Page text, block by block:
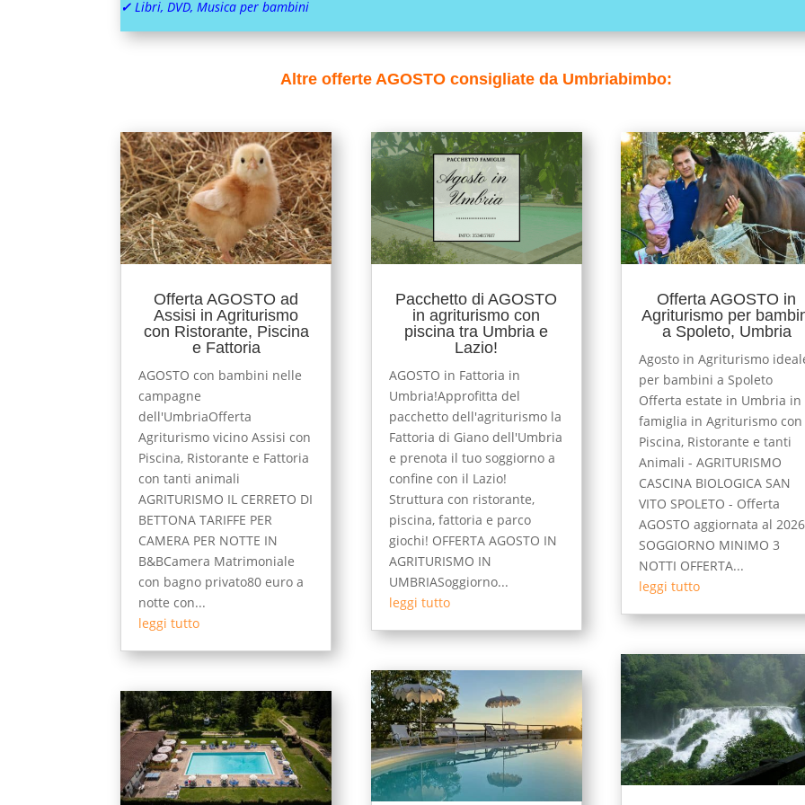
✓ Libri, DVD, Musica per bambini
Altre offerte AGOSTO consigliate da Umbriabimbo:
Offerta AGOSTO ad
Assisi in Agriturismo
con Ristorante, Piscina
e Fattoria
AGOSTO con bambini nelle
campagne
dell'UmbriaOfferta
Agriturismo vicino Assisi con
Piscina, Ristorante e Fattoria
con tanti animali
AGRITURISMO IL CERRETO DI
BETTONA TARIFFE PER
CAMERA PER NOTTE IN
B&BCamera Matrimoniale
con bagno privato80 euro a
notte con...
leggi tutto
Pacchetto di AGOSTO
in agriturismo con
piscina tra Umbria e
Lazio!
AGOSTO in Fattoria in
Umbria!Approfitta del
pacchetto dell'agriturismo la
Fattoria di Giano dell'Umbria
e prenota il tuo soggiorno a
confine con il Lazio!
Struttura con ristorante,
piscina, fattoria e parco
giochi! OFFERTA AGOSTO IN
AGRITURISMO IN
UMBRIASoggiorno...
leggi tutto
Offerta AGOSTO in
Agriturismo per
a Spoleto, Umbria
Agosto in Agriturismo
per bambini a Spoleto
Offerta estate in Umbria in
famiglia in Agriturismo con
Piscina, Ristorante e tanti
Animali - AGRITURISMO
CASCINA BIOLOGICA SAN
VITO SPOLETO - Offerta
AGOSTO aggiornata al
SOGGIORNO MINIMO 3
NOTTI OFFERTA...
leggi tutto